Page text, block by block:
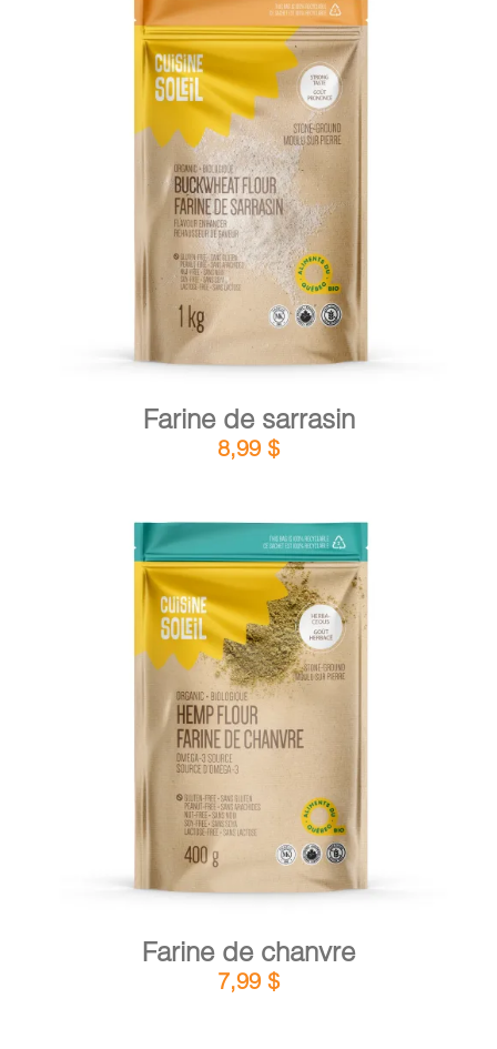
AJOUTER AU PANIER / DÉTAILS
Farine de sarrasin
8,99 $
AJOUTER AU PANIER
Farine de chanvre
7,99 $